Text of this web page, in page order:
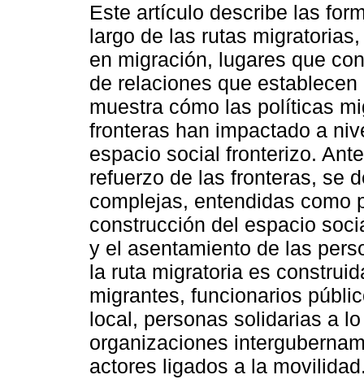
Este artículo describe las
largo de las rutas
en migración, lugares que
de relaciones que
muestra cómo las políticas
fronteras han impactado a
espacio social fronterizo.
refuerzo de las fronteras, se
complejas, entendidas como
construcción del espacio
y el asentamiento de las
la ruta migratoria es
migrantes, funcionarios
local, personas solidarias a
organizaciones
actores ligados a la